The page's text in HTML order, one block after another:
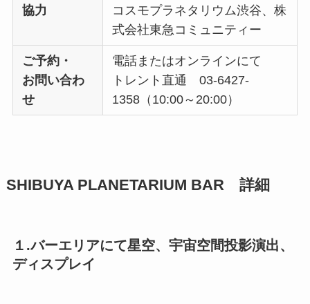
協力
コスモプラネタリウム渋谷、株
式会社東急コミュニティー
ご予約・
お問い合わ
せ
電話またはオンラインにて
トレント直通 03-6427-
1358（10:00～20:00）
SHIBUYA PLANETARIUM BAR 詳細
１.バーエリアにて星空、宇宙空間投影演出、
ディスプレイ